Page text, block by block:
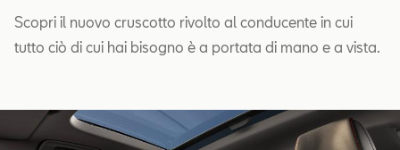
Scopri il nuovo cruscotto rivolto al conducente in cui
tutto ciò di cui hai bisogno è a portata di mano e a vista.